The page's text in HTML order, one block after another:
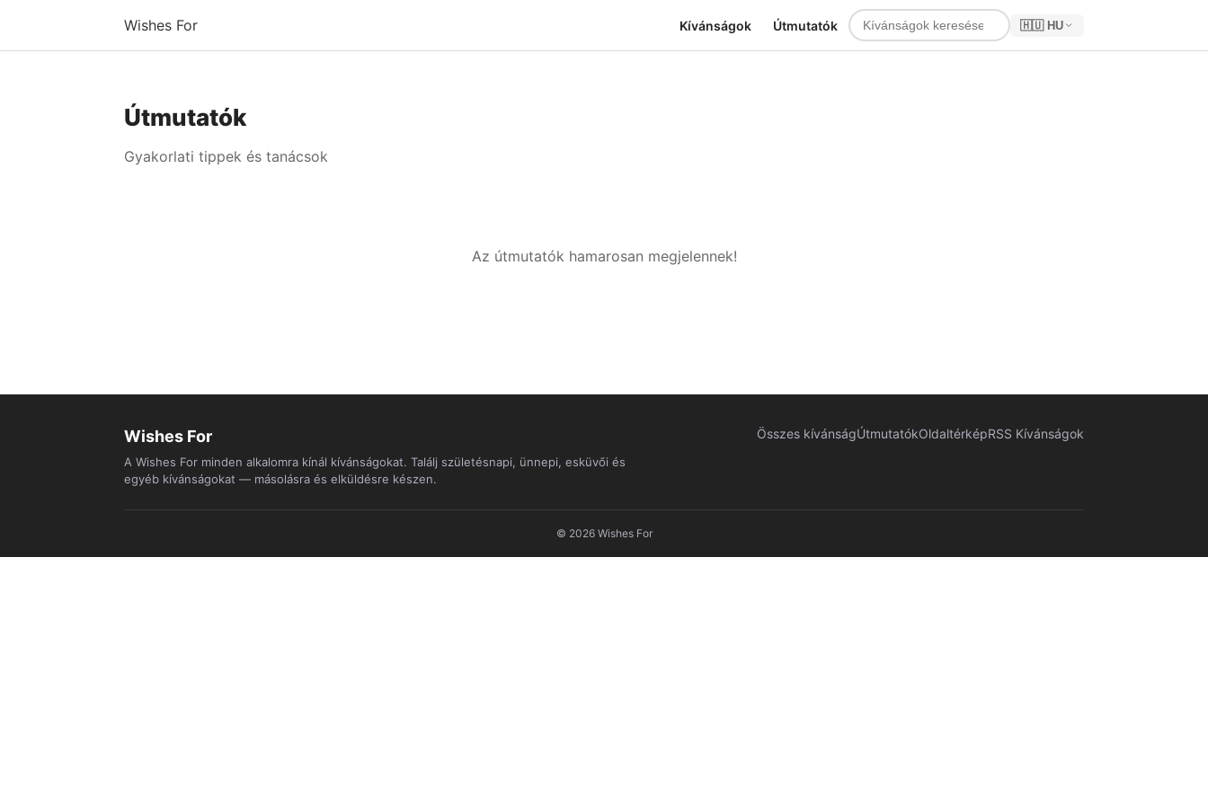
Wishes For Kívánságok Útmutatók 🇭🇺 HU
Útmutatók
Gyakorlati tippek és tanácsok
Az útmutatók hamarosan megjelennek!
Wishes For
A Wishes For minden alkalomra kínál kívánságokat. Találj születésnapi, ünnepi, esküvői és
egyéb kívánságokat — másolásra és elküldésre készen.
Összes kívánságÚtmutatókOldaltérképRSS Kívánságok
© 2026 Wishes For